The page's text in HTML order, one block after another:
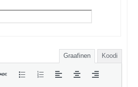
Graafinen Koodi